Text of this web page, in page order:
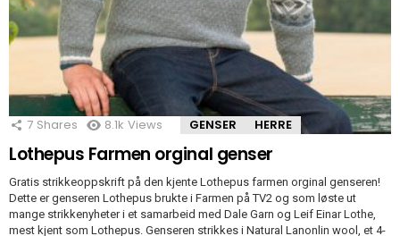
7 Shares 8.1k Views GENSER HERRE
Lothepus Farmen orginal genser
Gratis strikkeoppskrift på den kjente Lothepus farmen orginal genseren!
Dette er genseren Lothepus brukte i Farmen på TV2 og som løste ut
mange strikkenyheter i et samarbeid med Dale Garn og Leif Einar Lothe,
mest kjent som Lothepus. Genseren strikkes i Natural Lanonlin wool, et 4-